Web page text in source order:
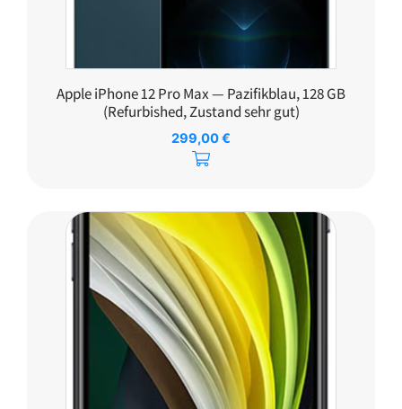
Apple iPhone 12 Pro Max — Pazifikblau, 128 GB
(Refurbished, Zustand sehr gut)
299,00€